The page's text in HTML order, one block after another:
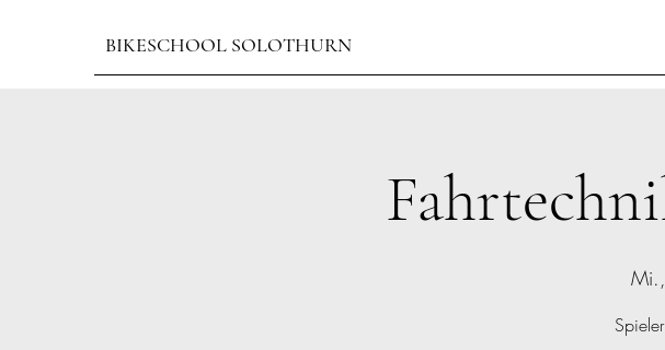
BIKESCHOOL SOLOTHURN